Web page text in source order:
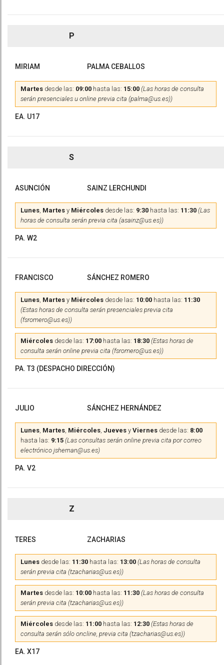
P
MIRIAM PALMA CEBALLOS
Martes desde las: 09:00 hasta las: 15:00 (Las horas de consulta
serán presenciales u online previa cita (palma@us.es))
EA. U17
S
ASUNCIÓN SAINZ LERCHUNDI
Lunes, Martes y Miércoles desde las: 9:30 hasta las: 11:30 (Las
horas de consulta serán previa cita (asainz@us.es))
PA. W2
FRANCISCO SÁNCHEZ ROMERO
Lunes, Martes y Miércoles desde las: 10:00 hasta las: 11:30
(Estas horas de consulta serán presenciales previa cita
(fsromero@us.es))
Miércoles desde las: 17:00 hasta las: 18:30 (Estas horas de
consulta serán online previa cita (fsromero@us.es))
PA. T3 (DESPACHO DIRECCIÓN)
JULIO SÁNCHEZ HERNÁNDEZ
Lunes, Martes, Miércoles, Jueves y Viernes desde las: 8:00
hasta las: 9:15 (Las consultas serán online previa cita por correo
electrónico jshernan@us.es)
PA. V2
Z
TERES ZACHARIAS
Lunes desde las: 11:30 hasta las: 13:00 (Las horas de consulta
serán previa cita (tzacharias@us.es))
Martes desde las: 10:00 hasta las: 11:30 (Las horas de consulta
serán previa cita (tzacharias@us.es))
Miércoles desde las: 11:00 hasta las: 12:30 (Estas horas de
consulta serán sólo oncline, previa cita (tzacharias@us.es))
EA. X17